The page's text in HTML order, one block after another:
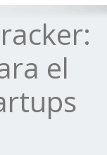
el